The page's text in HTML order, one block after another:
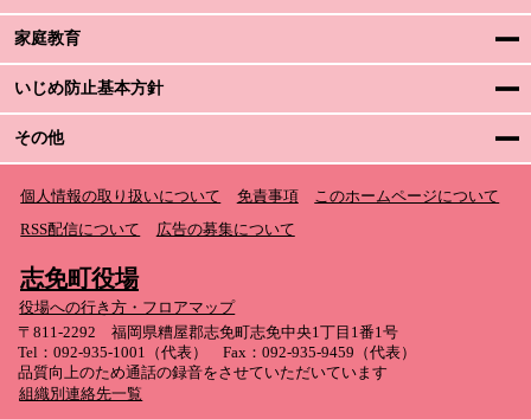
家庭教育
いじめ防止基本方針
その他
個人情報の取り扱いについて 免責事項
このホームページについて
RSS配信について
広告の募集について
志免町役場
役場への行き方・フロアマップ
〒811-2292 福岡県糟屋郡志免町志免中央1丁目1番1号
Tel：092-935-1001（代表） Fax：092-935-9459（代表）
品質向上のため通話の録音をさせていただいています
組織別連絡先一覧